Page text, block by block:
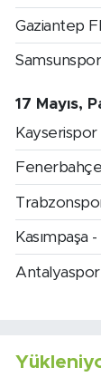
Gaziantep
17 Mayıs,
Kasımpaşa